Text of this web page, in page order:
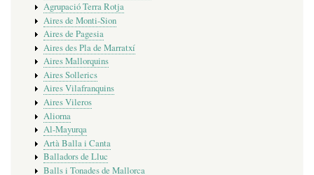
Agrupació Terra Rotja
Aires de Monti-Sion
Aires de Pagesia
Aires des Pla de Marratxí
Aires Mallorquins
Aires Sollerics
Aires Vilafranquins
Aires Vileros
Aliorna
Al-Mayurqa
Artà Balla i Canta
Balladors de Lluc
Balls i Tonades de Mallorca